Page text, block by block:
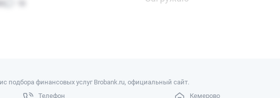
подбора финансовых услуг Brobank.ru, официальный сайт.
Телефон Кемерово